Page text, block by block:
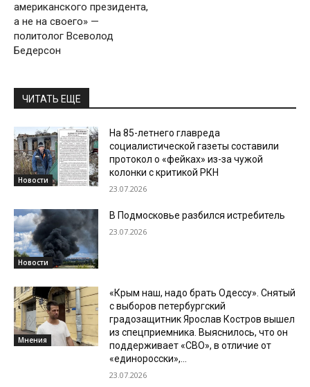
американского президента,
а не на своего» —
политолог Всеволод
Бедерсон
ЧИТАТЬ ЕЩЕ
Новости
На 85-летнего главреда
социалистической газеты составили
протокол о «фейках» из-за чужой
колонки с критикой РКН
23.07.2026
Новости
В Подмосковье разбился истребитель
23.07.2026
Мнения
«Крым наш, надо брать Одессу». Снятый
с выборов петербургский
градозащитник Ярослав Костров вышел
из спецприемника. Выяснилось, что он
поддерживает «СВО», в отличие от
«единоросски»,...
23.07.2026